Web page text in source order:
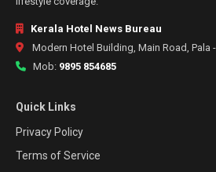
Kerala Hotel News Bureau
Modern Hotel Building, Main Road, Pala
Mob: 9895 854685
Quick Links
Privacy Policy
Terms of Service